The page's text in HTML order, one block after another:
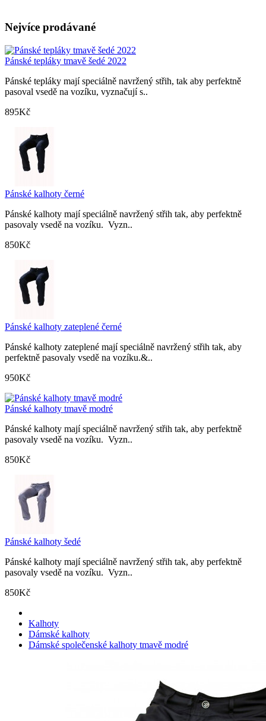
Nejvíce prodávané
Pánské tepláky tmavě šedé 2022
Pánské tepláky mají speciálně navržený střih, tak aby perfektně
pasoval vsedě na vozíku, vyznačují s..
895Kč
Pánské kalhoty černé
Pánské kalhoty mají speciálně navržený střih tak, aby perfektně
pasovaly vsedě na vozíku. Vyzn..
850Kč
Pánské kalhoty zateplené černé
Pánské kalhoty zateplené mají speciálně navržený střih tak, aby
perfektně pasovaly vsedě na vozíku.&..
950Kč
Pánské kalhoty tmavě modré
Pánské kalhoty mají speciálně navržený střih tak, aby perfektně
pasovaly vsedě na vozíku. Vyzn..
850Kč
Pánské kalhoty šedé
Pánské kalhoty mají speciálně navržený střih tak, aby perfektně
pasovaly vsedě na vozíku. Vyzn..
850Kč
Kalhoty
Dámské kalhoty
Dámské společenské kalhoty tmavě modré